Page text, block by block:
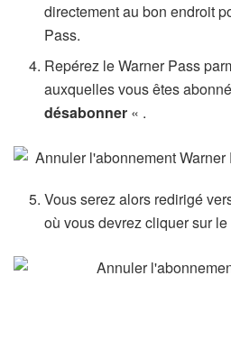
directement au bon endroit
Pass.
Repérez le Warner Pass
auxquelles vous êtes
désabonner « .
Vous serez alors redirigé
où vous devrez cliquer sur